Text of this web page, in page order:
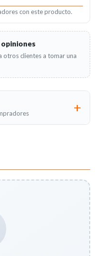
con este producto.
otros clientes a tomar una